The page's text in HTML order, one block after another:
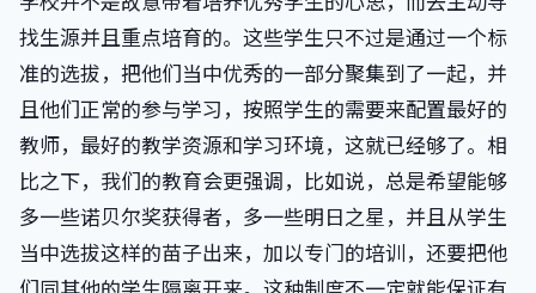
找生源并且重点培育的。这些学生只不过是通过一个标
准的选拔，把他们当中优秀的一部分聚集到了一起，并
且他们正常的参与学习，按照学生的需要来配置最好的
教师，最好的教学资源和学习环境，这就已经够了。相
比之下，我们的教育会更强调，比如说，总是希望能够
多一些诺贝尔奖获得者，多一些明日之星，并且从学生
当中选拔这样的苗子出来，加以专门的培训，还要把他